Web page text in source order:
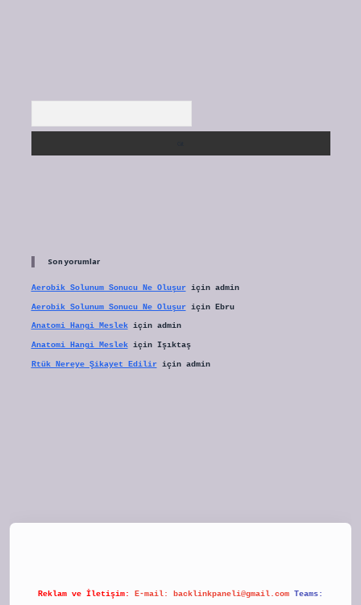
Son yorumlar
Aerobik Solunum Sonucu Ne Oluşuriçin admin
Aerobik Solunum Sonucu Ne Oluşuriçin Ebru
Anatomi Hangi Meslekiçin admin
Anatomi Hangi Meslekiçin Işıktaş
Rtük Nereye Şikayet Ediliriçin admin
Reklam ve İletişim: E-mail: backlinkpaneli@gmail.com Teams: